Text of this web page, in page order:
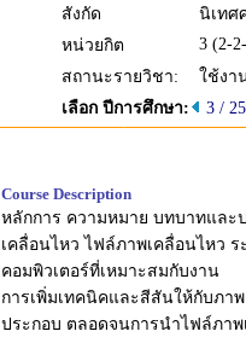
สังกัด
นิเทศ
หน่วยกิต
3 (2-
สถานะรายวิชา:
ใช้งา
เลือก ปีการศึกษา:
3 /
Course Description
หลักการ ความหมาย บทบาทแล
เคลื่อนไหว ไฟล์ภาพเคลื่อนไหว
คอมพิวเตอร์ที่เหมาะสมกับงาน
การเพิ่มเทคนิคและสีสันให้กับภา
ประกอบ ตลอดจนการนำไฟล์ภา